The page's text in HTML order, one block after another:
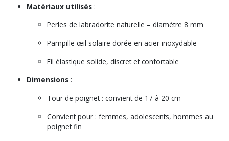
Matériaux utilisés :
Perles de labradorite naturelle – diamètre 8 mm
Pampille œil solaire dorée en acier inoxydable
Fil élastique solide, discret et confortable
Dimensions :
Tour de poignet : convient de 17 à 20 cm
Convient pour : femmes, adolescents, hommes au
poignet fin